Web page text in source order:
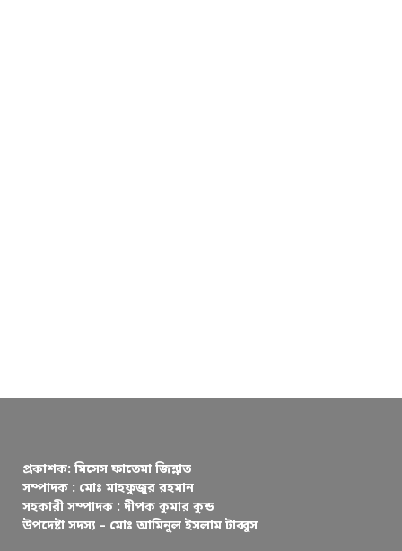
প্রকাশক: মিসেস ফাতেমা জিন্নাত
সম্পাদক : মোঃ মাহফুজুর রহমান
সহকারী সম্পাদক : দীপক কুমার কুন্ড
উপদেষ্টা সদস্য – মোঃ আমিনুল ইসলাম টাব্বুস